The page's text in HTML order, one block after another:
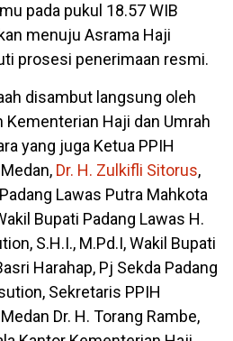
pada pukul 18.57 WIB
menuju Asrama Haji
prosesi penerimaan resmi.
disambut langsung oleh
Kementerian Haji dan Umrah
yang juga Ketua PPIH
Dr. H. Zulkifli Sitorus,
Lawas Putra Mahkota
Bupati Padang Lawas H.
S.H.I., M.Pd.I, Wakil Bupati
Harahap, Pj Sekda Padang
Sekretaris PPIH
Dr. H. Torang Rambe,